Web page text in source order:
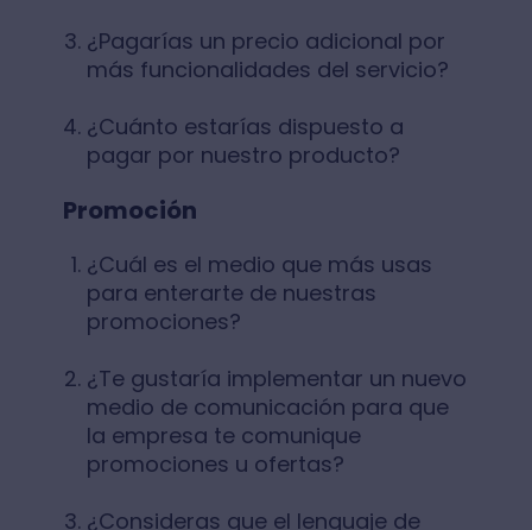
¿Pagarías un precio adicional por
más funcionalidades del servicio?
¿Cuánto estarías dispuesto a
pagar por nuestro producto?
Promoción
¿Cuál es el medio que más usas
para enterarte de nuestras
promociones?
¿Te gustaría implementar un nuevo
medio de comunicación para que
la empresa te comunique
promociones u ofertas?
¿Consideras que el lenguaje de